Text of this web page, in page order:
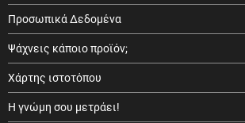
Προσωπικά Δεδομένα
Ψάχνεις κάποιο προϊόν;
Χάρτης ιστοτόπου
Η γνώμη σου μετράει!